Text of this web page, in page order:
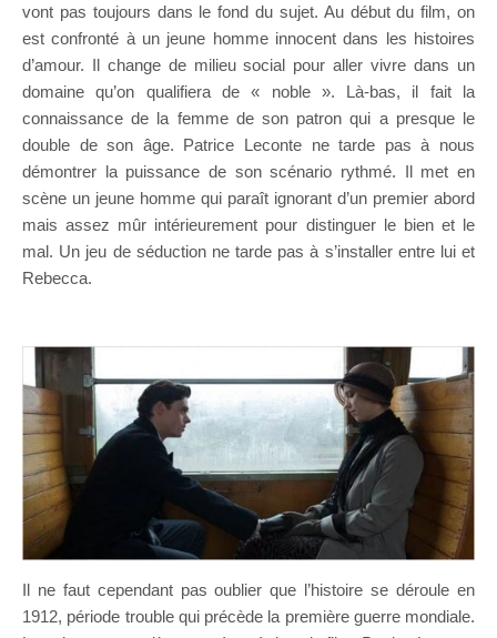
vont pas toujours dans le fond du sujet. Au début du film, on
est confronté à un jeune homme innocent dans les histoires
d’amour. Il change de milieu social pour aller vivre dans un
domaine qu’on qualifiera de « noble ». Là-bas, il fait la
connaissance de la femme de son patron qui a presque le
double de son âge. Patrice Leconte ne tarde pas à nous
démontrer la puissance de son scénario rythmé. Il met en
scène un jeune homme qui paraît ignorant d’un premier abord
mais assez mûr intérieurement pour distinguer le bien et le
mal. Un jeu de séduction ne tarde pas à s’installer entre lui et
Rebecca.
Il ne faut cependant pas oublier que l’histoire se déroule en
1912, période trouble qui précède la première guerre mondiale.